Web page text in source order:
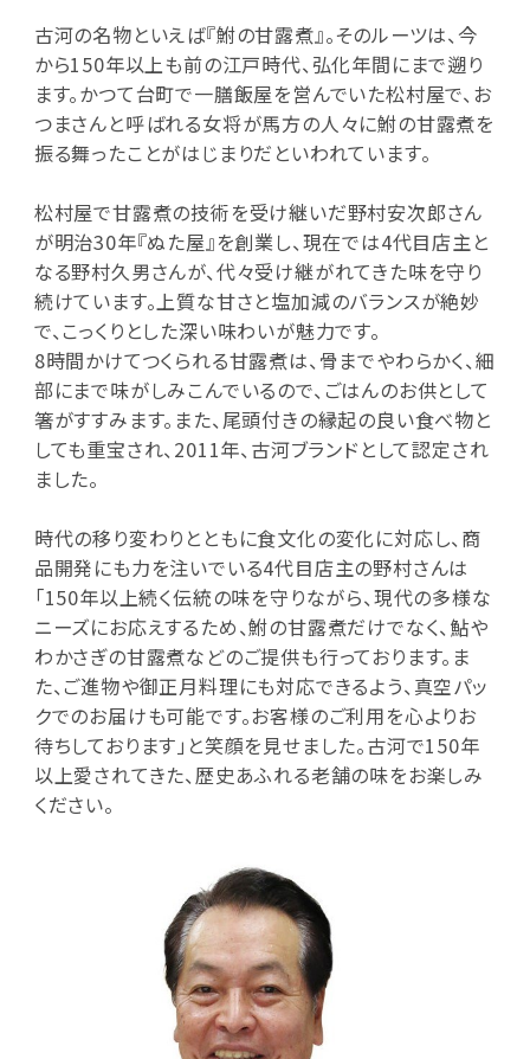
古河の名物といえば『鮒の甘露煮』。そのルーツは、今
から150年以上も前の江戸時代、弘化年間にまで遡り
ます。かつて台町で一膳飯屋を営んでいた松村屋で、お
つまさんと呼ばれる女将が馬方の人々に鮒の甘露煮を
振る舞ったことがはじまりだといわれています。
松村屋で甘露煮の技術を受け継いだ野村安次郎さん
が明治30年『ぬた屋』を創業し、現在では4代目店主と
なる野村久男さんが、代々受け継がれてきた味を守り
続けています。上質な甘さと塩加減のバランスが絶妙
で、こっくりとした深い味わいが魅力です。
8時間かけてつくられる甘露煮は、骨までやわらかく、細
部にまで味がしみこんでいるので、ごはんのお供として
箸がすすみます。また、尾頭付きの縁起の良い食べ物と
しても重宝され、2011年、古河ブランドとして認定され
ました。
時代の移り変わりとともに食文化の変化に対応し、商
品開発にも力を注いでいる4代目店主の野村さんは
「150年以上続く伝統の味を守りながら、現代の多様な
ニーズにお応えするため、鮒の甘露煮だけでなく、鮎や
わかさぎの甘露煮などのご提供も行っております。ま
た、ご進物や御正月料理にも対応できるよう、真空パッ
クでのお届けも可能です。お客様のご利用を心よりお
待ちしております」と笑顔を見せました。古河で150年
以上愛されてきた、歴史あふれる老舗の味をお楽しみ
ください。